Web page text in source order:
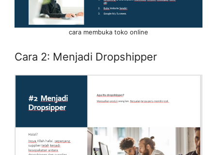
cara membuka toko online
Cara 2: Menjadi Dropshipper